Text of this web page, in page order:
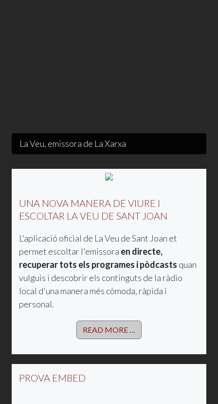
La Veu, emissora de La Xarxa
UNA NOVA MANERA DE VIURE I
ESCOLTAR LA VEU DE SANT JOAN
L'aplicació oficial de La Veu de Sant Joan et
permet escoltar l'emissora en directe,
recuperar tots els programes i pòdcasts quan
vulguis i descobrir els continguts de la ràdio
local d'una manera més còmoda, ràpida i
personal.
READ MORE …
PROVA EMBED